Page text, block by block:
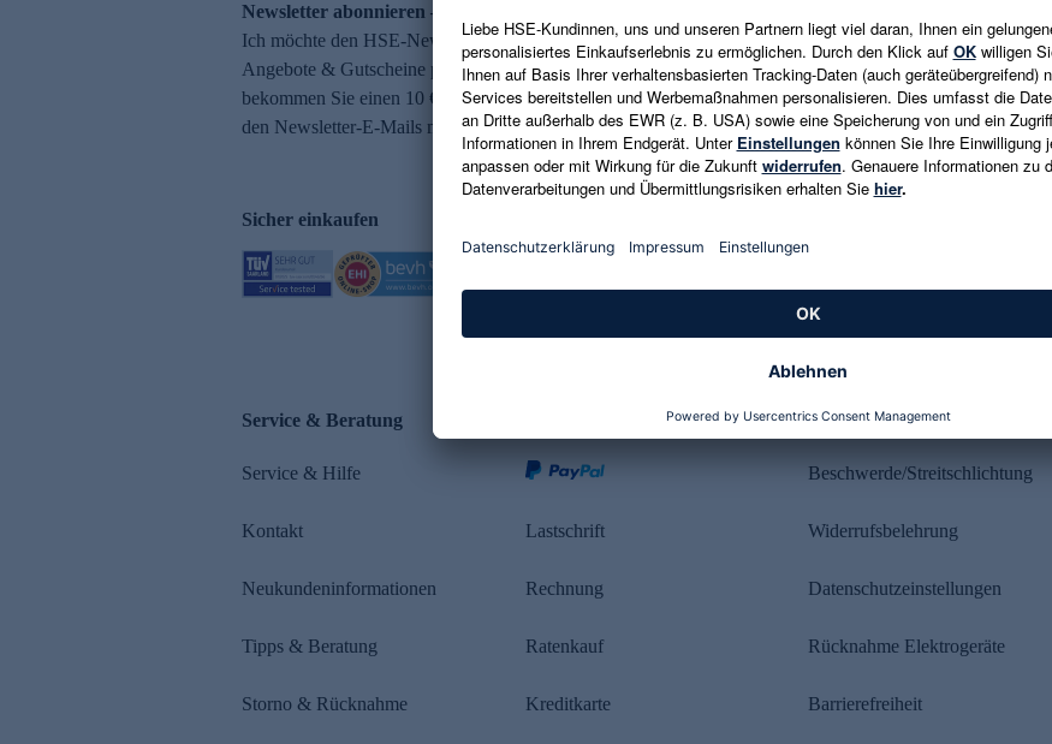
Newsletter abonnieren – 10 € Gutschein erhalten
Ich möchte den HSE-Newsletter abonnieren und aktuelle Trends,
Angebote & Gutscheine per E-Mail erhalten. Als Dankeschön
bekommen Sie einen 10 € Gutschein. Eine Abmeldung ist jederzeit in
den Newsletter-E-Mails möglich.
E-Mail-Adresse eingeben
Es gelten die Datenschutzrichtlinien
Sicher einkaufen
Service & Beratung
Service & Hilfe
Kontakt
Neukundeninformationen
Tipps & Beratung
Storno & Rücknahme
Lastschrift
Rechnung
Ratenkauf
Kreditkarte
Rechtliches
Beschwerde/Streitschlichtung
Widerrufsbelehrung
Datenschutzeinstellungen
Rücknahme Elektrogeräte
Barrierefreiheit